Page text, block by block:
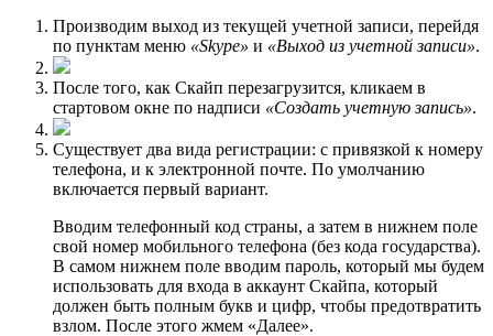
Производим выход из текущей учетной записи, перейдя
по пунктам меню «Skype» и «Выход из учетной записи».
После того, как Скайп перезагрузится, кликаем в
стартовом окне по надписи «Создать учетную запись».
Существует два вида регистрации: с привязкой к номеру
телефона, и к электронной почте. По умолчанию
включается первый вариант.
Вводим телефонный код страны, а затем в нижнем поле
свой номер мобильного телефона (без кода государства).
В самом нижнем поле вводим пароль, который мы будем
использовать для входа в аккаунт Скайпа, который
должен быть полным букв и цифр, чтобы предотвратить
взлом. После этого жмем «Далее».